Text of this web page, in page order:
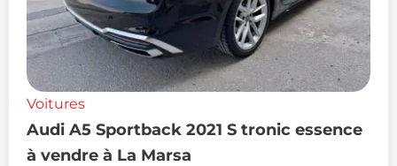
Voitures
Audi A5 Sportback 2021 S tronic essence
à vendre à La Marsa